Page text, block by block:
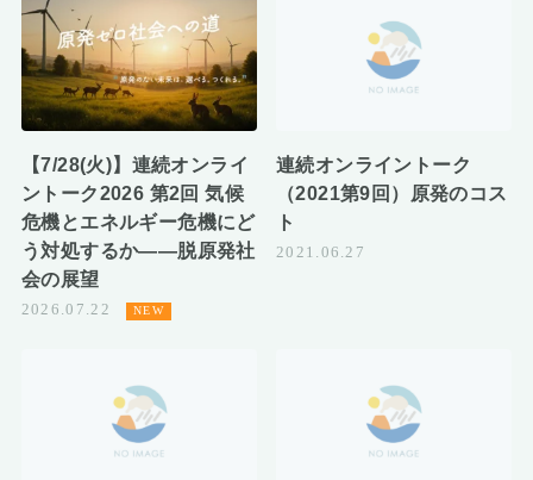
【7/28(火)】連続オンライ
ントーク2026 第2回 気候
危機とエネルギー危機にど
う対処するか――脱原発社
会の展望
2026.07.22
連続オンライントーク
（2021第9回）原発のコス
ト
2021.06.27